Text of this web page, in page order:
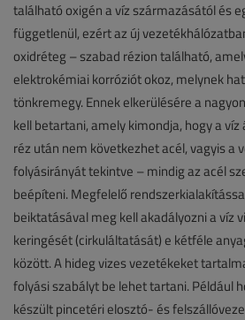
található oxigén a víz származásától és
függetlenül, ezért az új
oxidréteg – szabad rézion található,
elektrokémiai korróziót okoz, melynek
tönkremegy. Ennek elkerülésére a
kell betartani, amely kimondja, hogy a
réz után nem következhet acél, vagyis a
folyásirányát tekintve – mindig az acél
beépíteni. Megfelelő
beiktatásával meg kell akadályozni a víz
keringését (cirkuláltatását) e kétféle
között. A hideg vizes vezetékeket
folyási szabályt be lehet tartani. Például
készült pincetéri elosztó- és